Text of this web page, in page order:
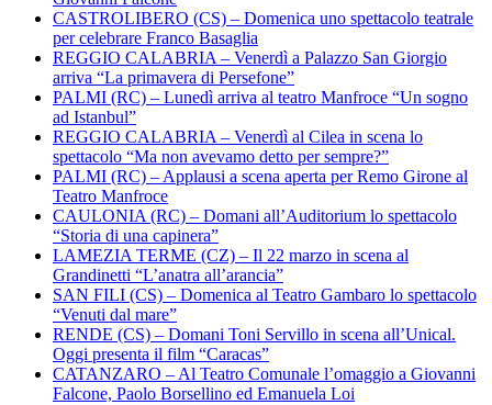
CASTROLIBERO (CS) – Domenica uno spettacolo teatrale
per celebrare Franco Basaglia
REGGIO CALABRIA – Venerdì a Palazzo San Giorgio
arriva “La primavera di Persefone”
PALMI (RC) – Lunedì arriva al teatro Manfroce “Un sogno
ad Istanbul”
REGGIO CALABRIA – Venerdì al Cilea in scena lo
spettacolo “Ma non avevamo detto per sempre?”
PALMI (RC) – Applausi a scena aperta per Remo Girone al
Teatro Manfroce
CAULONIA (RC) – Domani all’Auditorium lo spettacolo
“Storia di una capinera”
LAMEZIA TERME (CZ) – Il 22 marzo in scena al
Grandinetti “L’anatra all’arancia”
SAN FILI (CS) – Domenica al Teatro Gambaro lo spettacolo
“Venuti dal mare”
RENDE (CS) – Domani Toni Servillo in scena all’Unical.
Oggi presenta il film “Caracas”
CATANZARO – Al Teatro Comunale l’omaggio a Giovanni
Falcone, Paolo Borsellino ed Emanuela Loi